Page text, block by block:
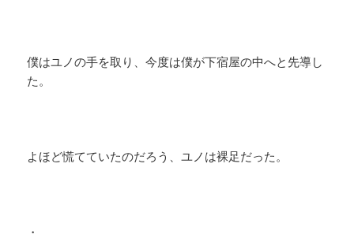
僕はユノの手を取り、今度は僕が下宿屋の中へと先導し
た。
よほど慌てていたのだろう、ユノは裸足だった。
・